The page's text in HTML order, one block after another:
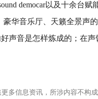
democar以及十余台
华音乐厅、天籁全景声
声音是怎样炼成的；在
多信息资讯，所涉内容不构